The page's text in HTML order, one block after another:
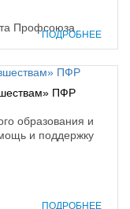
Профсоюза
ПОДРОБНЕЕ
ПФР
образования и
и поддержку
ПОДРОБНЕЕ